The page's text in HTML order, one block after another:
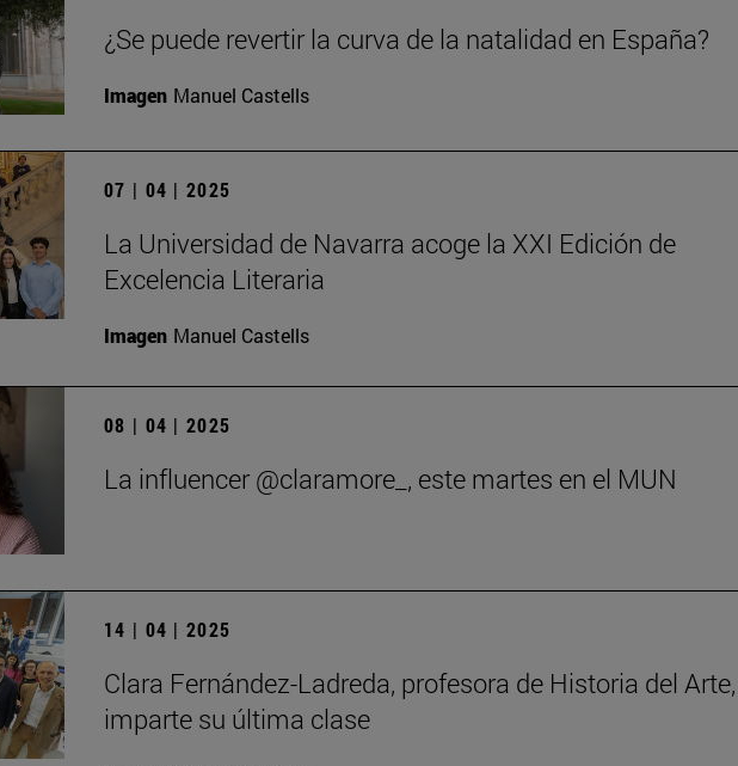
¿Se puede revertir la curva de la natalidad en España?
Imagen Manuel Castells
07 | 04 | 2025
La Universidad de Navarra acoge la XXI Edición de
Excelencia Literaria
Imagen Manuel Castells
08 | 04 | 2025
La influencer @claramore_, este martes en el MUN
14 | 04 | 2025
Clara Fernández-Ladreda, profesora de Historia del Arte,
imparte su última clase